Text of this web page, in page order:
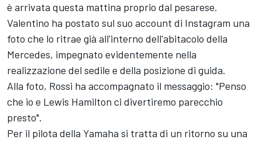
è arrivata questa mattina proprio dal pesarese.
Valentino ha postato sul suo account di Instagram una
foto che lo ritrae già all'interno dell'abitacolo della
Mercedes, impegnato evidentemente nella
realizzazione del sedile e della posizione di guida.
Alla foto, Rossi ha accompagnato il messaggio: "Penso
che io e Lewis Hamilton ci divertiremo parecchio
presto".
Per il pilota della Yamaha si tratta di un ritorno su una